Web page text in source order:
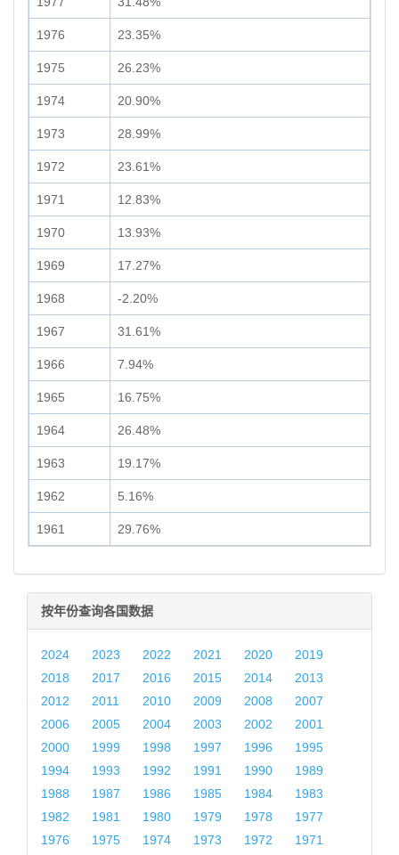
1976 23.35%
1975 26.23%
1974 20.90%
1973 28.99%
1972 23.61%
1971 12.83%
1970 13.93%
1969 17.27%
1968 -2.20%
1967 31.61%
1966 7.94%
1965 16.75%
1964 26.48%
1963 19.17%
1962 5.16%
1961 29.76%
按年份查询各国数据
2024 2023 2022 2021 2020
2019
2018
2017 2016 2015 2014
2013
2012
2011 2010 2009 2008
2007
2006
2005 2004 2003 2002
2001
2000
1999 1998 1997 1996
1995
1994
1993 1992 1991 1990
1989
1988
1987 1986 1985 1984
1983
1982
1981 1980 1979 1978
1977
1976
1975 1974 1973 1972
1971